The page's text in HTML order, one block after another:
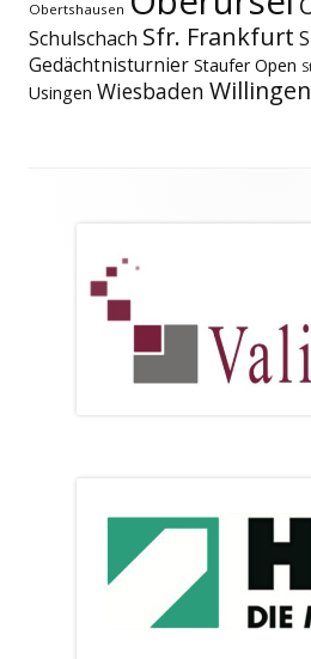
Obertshausen
Schulschach Sfr. Frankfurt
Gedächtnisturnier Staufer Open
Usingen Wiesbaden Willingen